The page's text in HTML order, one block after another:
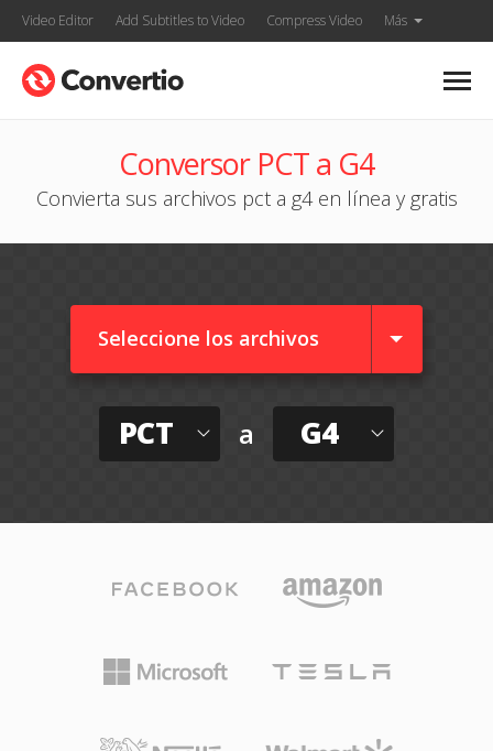
Video Editor Add Subtitles to Video Compress Video Más
Conversor PCT a G4
Convierta sus archivos pct a g4 en línea y gratis
Seleccione los archivos
PCT a G4